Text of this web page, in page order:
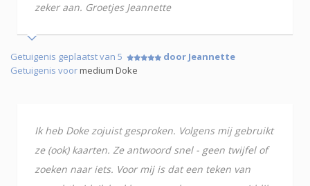
zeker aan. Groetjes Jeannette
Getuigenis geplaatst van 5
door Jeannette
Getuigenis voormedium Doke
Ik heb Doke zojuist gesproken. Volgens mij gebruikt
ze (ook) kaarten. Ze antwoord snel - geen twijfel of
zoeken naar iets. Voor mij is dat een teken van